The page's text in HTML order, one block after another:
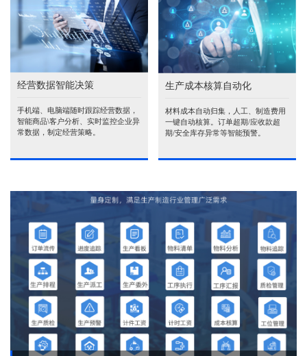
经营数据智能决策
手机端、电脑端随时跟踪经营数据，
智能商品\客户分析、实时监控企业异
常数据，制定经营策略。
生产成本核算自动化
材料成本自动归集，人工、制造费用
一键自动核算。订单超期/应收款超
期/安全库存异常等智能预警。